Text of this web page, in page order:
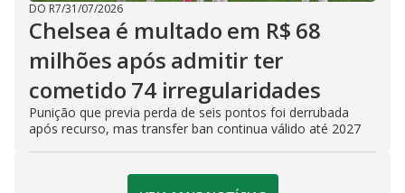
DO R7/31/07/2026
Chelsea é multado em R$ 68
milhões após admitir ter
cometido 74 irregularidades
Punição que previa perda de seis pontos foi derrubada
após recurso, mas transfer ban continua válido até 2027